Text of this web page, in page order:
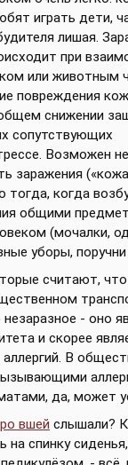
играть дети,
лишая.
при
или животным
повреждения
снижении
сопутствующих
Возможен
заражения
тогда, когда
общими
(мочалки,
уборы,
считают,
незаразное - оно
и скорее
аллергий. В
да, может
вшей слышали?
на спинку